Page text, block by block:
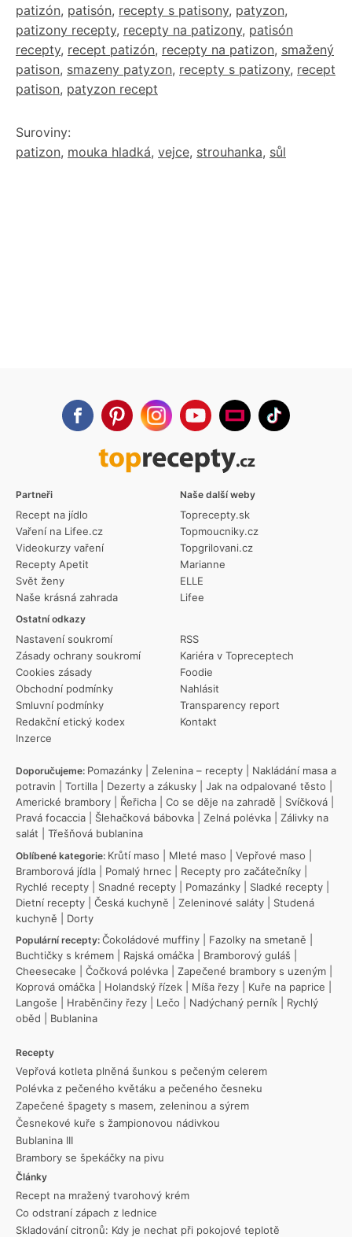
patizón, patisón, recepty s patisony, patyzon,
patizony recepty, recepty na patizony, patisón
recepty, recept patizón, recepty na patizon, smažený
patison, smazeny patyzon, recepty s patizony, recept
patison, patyzon recept
Suroviny:
patizon, mouka hladká, vejce, strouhanka, sůl
Partneři
Recept na jídlo
Vaření na Lifee.cz
Videokurzy vaření
Recepty Apetit
Svět ženy
Naše krásná zahrada
Ostatní odkazy
Nastavení soukromí
Zásady ochrany soukromí
Cookies zásady
Obchodní podmínky
Smluvní podmínky
Redakční etický kodex
Inzerce
RSS
Kariéra v Topreceptech
Foodie
Nahlásit
Transparency report
Kontakt
Naše další weby
Toprecepty.sk
Topmoucniky.cz
Topgrilovani.cz
Marianne
ELLE
Lifee
Doporučujeme: Pomazánky Zelenina – recepty
Nakládání masa a
potravin
Tortilla Dezerty a zákusky Jak na odpalované těsto
Americké brambory
Řeřicha Co se děje na zahradě Svíčková
Pravá focaccia
Šlehačková bábovka Zelná polévka
Zálivky na
salát
Třešňová bublanina
Oblíbené kategorie: Krůtí maso Mleté maso Vepřové maso
Bramborová jídla
Pomalý hrnec Recepty pro začátečníky
Rychlé recepty
Snadné recepty Pomazánky Sladké recepty
Dietní recepty
Česká kuchyně Zeleninové saláty
Studená
kuchyně
Dorty
Populární recepty: Čokoládové muffiny Fazolky na smetaně
Buchtičky s krémem
Rajská omáčka Bramborový guláš
Cheesecake
Čočková polévka Zapečené brambory s uzeným
Koprová omáčka
Holandský řízek Míša řezy Kuře na paprice
Langoše
Hraběnčiny řezy Lečo Nadýchaný perník
Rychlý
oběd
Bublanina
Recepty
Vepřová kotleta plněná šunkou s pečeným celerem
Polévka z pečeného květáku a pečeného česneku
Zapečené špagety s masem, zeleninou a sýrem
Česnekové kuře s žampionovou nádivkou
Bublanina III
Brambory se špekáčky na pivu
Články
Recept na mražený tvarohový krém
Co odstraní zápach z lednice
Skladování citronů: Kdy je nechat při pokojové teplotě